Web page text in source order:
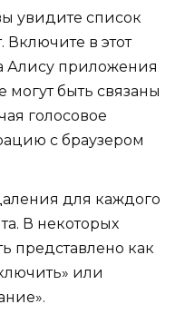
увидите список
в этот
Алису приложения
быть связаны
голосовое
с браузером
для каждого
В некоторых
представлено как
или